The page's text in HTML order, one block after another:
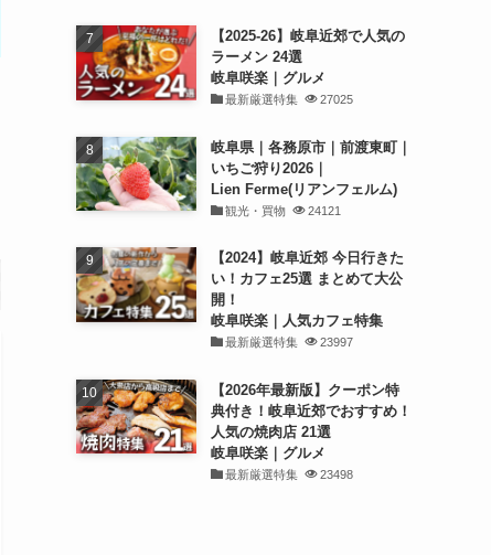
【2025-26】岐阜近郊で人気の
ラーメン 24選
岐阜咲楽｜グルメ
最新厳選特集 27025
岐阜県｜各務原市｜前渡東町｜
いちご狩り2026｜
Lien Ferme(リアンフェルム)
観光・買物 24121
【2024】岐阜近郊 今日行きた
い！カフェ25選 まとめて大公
開！
岐阜咲楽｜人気カフェ特集
最新厳選特集 23997
【2026年最新版】クーポン特
典付き！岐阜近郊でおすすめ！
人気の焼肉店 21選
岐阜咲楽｜グルメ
最新厳選特集 23498